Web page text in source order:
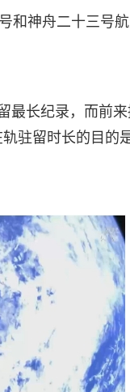
和神舟二十三号
最长纪录，而前
驻留时长的目的